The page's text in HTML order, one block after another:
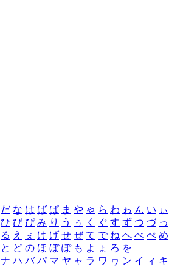
だ な は ば ぱ ま や ゃ ら わ ゎ ん い ぃ
ひ び ぴ み り う ぅ く ぐ す ず つ づ っ
る え ぇ け げ せ ぜ て で ね へ べ ぺ め
と ど の ほ ぼ ぽ も よ ょ ろ を
ナ ハ バ パ マ ヤ ャ ラ ワ ヮ ン イ ィ キ